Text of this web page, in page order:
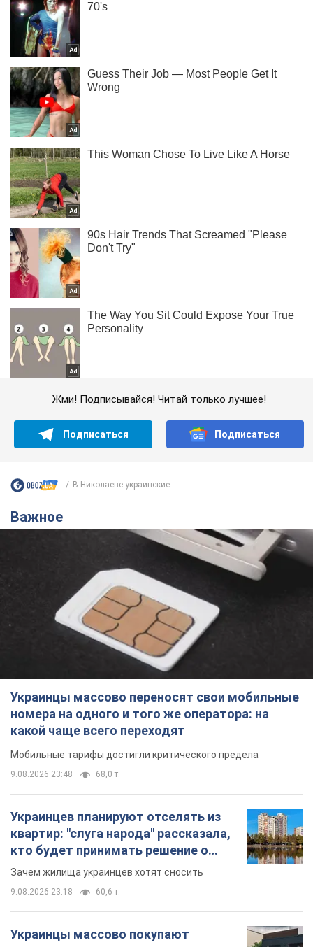
Жми! Подписывайся! Читай только лучшее!
Подписаться Подписаться
В Николаеве украинские...
Важное
Украинцы массово переносят свои мобильные
номера на одного и того же оператора: на
какой чаще всего переходят
Мобильные тарифы достигли критического предела
9.08.2026 23:48 68,0 т.
Украинцев планируют отселять из
квартир: "слуга народа" рассказала,
кто будет принимать решение о
сносе домов
Зачем жилища украинцев хотят сносить
9.08.2026 23:18 60,6 т.
Украинцы массово покупают